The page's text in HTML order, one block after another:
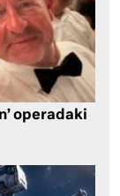
operadaki